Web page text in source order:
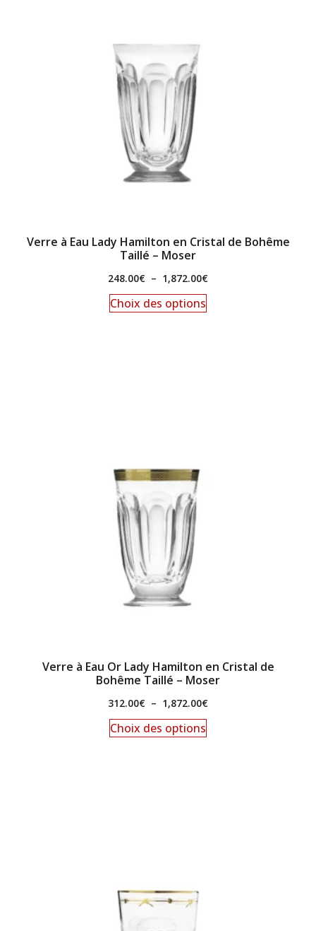
Verre à Eau Lady Hamilton en Cristal de Bohême
Taillé – Moser
248.00€ – 1,872.00€
Choix des options
Verre à Eau Or Lady Hamilton en Cristal de
Bohême Taillé – Moser
312.00€ – 1,872.00€
Choix des options